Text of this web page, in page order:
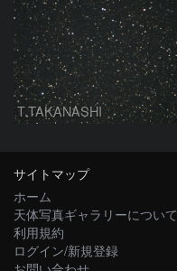
T.TAKANASHI
サイトマップ
ホーム
天体写真ギャラリーについて
利用規約
ログイン/新規登録